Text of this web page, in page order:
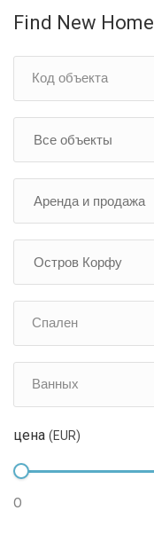
Find New Home
цена (EUR)